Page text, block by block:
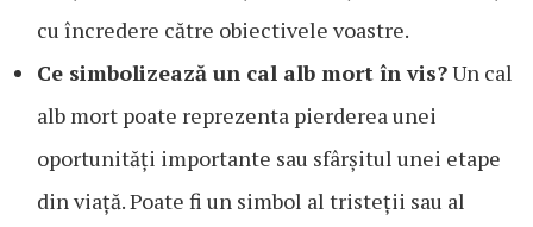
cu încredere către obiectivele voastre.
Ce simbolizează un cal alb mort în vis?Un cal
alb mort poate reprezenta pierderea unei
oportunități importante sau sfârșitul unei etape
din viață. Poate fi un simbol al tristeții sau al